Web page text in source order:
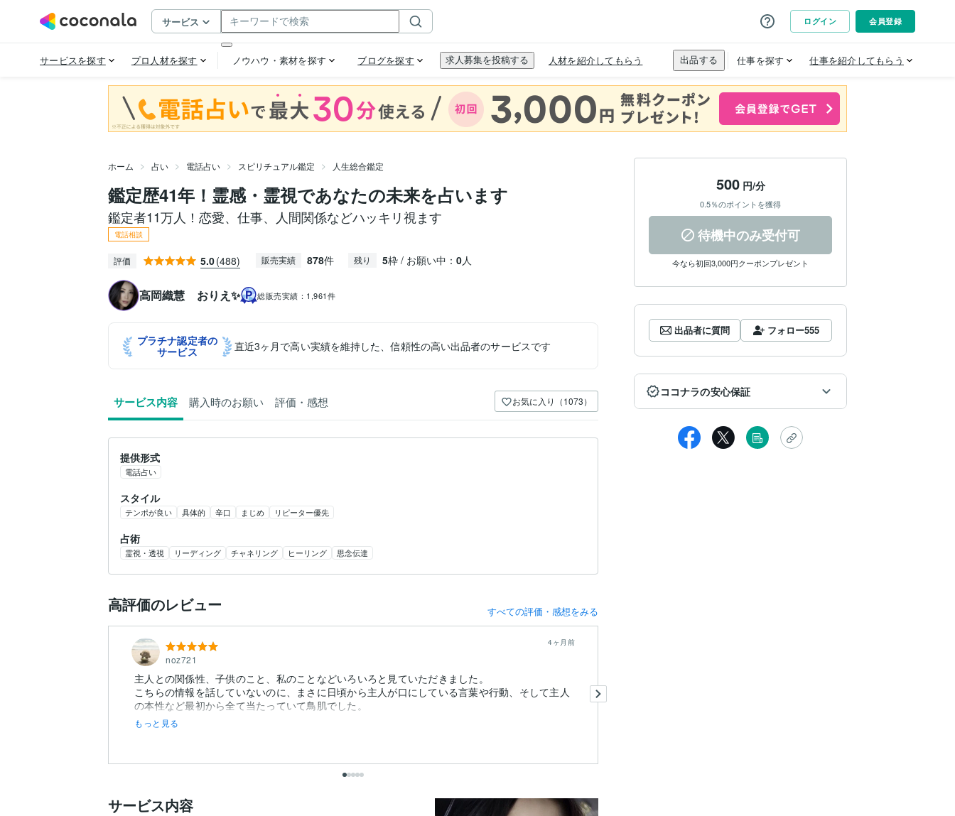
ホーム 占い 電話占い スピリチュアル鑑定 人生総合鑑定
鑑定歴41年！霊感・霊視であなたの未来を占います
鑑定者11万人！恋愛、仕事、人間関係などハッキリ視ます
電話相談
評価 5.0(488) 販売実績 878件 残り 5枠 / お願い中： 0人
高岡織慧 おりえ✨ 総販売実績： 1,961件
プラチナ認定者の
サービス
直近3ヶ月で高い実績を維持した、信頼性の高い出品者のサービスです
サービス内容 購入時のお願い 評価・感想 お気に入り（1073）
提供形式
電話占い
スタイル
テンポが良い 具体的 辛口 まじめ リピーター優先
占術
霊視・透視 リーディング チャネリング ヒーリング 思念伝達
高評価のレビュー すべての評価・感想をみる
noz721
4ヶ月前
主人との関係性、子供のこと、私のことなどいろいろと見ていただきました。
こちらの情報を話していないのに、まさに日頃から主人が口にしている言葉や行動、そして主人
もっと見る
サービス内容
500円/分
0.5％のポイントを獲得
待機中のみ受付可
今なら初回3,000円クーポンプレゼント
出品者に質問 フォロー555
ココナラの安心保証